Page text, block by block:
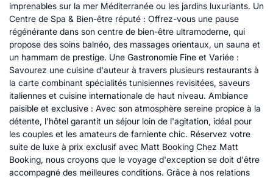
imprenables sur la mer Méditerranée ou les jardins luxuriants. Un
Centre de Spa & Bien-être réputé : Offrez-vous une pause
régénérante dans son centre de bien-être ultramoderne, qui
propose des soins balnéo, des massages orientaux, un sauna et
un hammam de prestige. Une Gastronomie Fine et Variée :
Savourez une cuisine d'auteur à travers plusieurs restaurants à
la carte combinant spécialités tunisiennes revisitées, saveurs
italiennes et cuisine internationale de haut niveau. Ambiance
paisible et exclusive : Avec son atmosphère sereine propice à la
détente, l'hôtel garantit un séjour loin de l'agitation, idéal pour
les couples et les amateurs de farniente chic. Réservez votre
suite de luxe à prix exclusif avec Matt Booking Chez Matt
Booking, nous croyons que le voyage d'exception se doit d'être
accompagné des meilleures conditions. Grâce à nos relations